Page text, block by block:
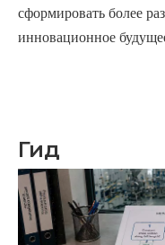
сформировать более
инновационное
Гид